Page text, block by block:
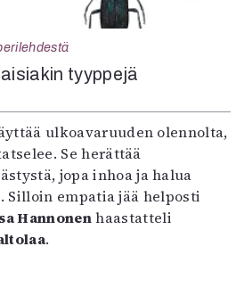
tyyppejä
ulkoavaruuden olennolta,
Se herättää
jopa inhoa ja halua
Silloin empatia jää helposti
Hannonenhaastatteli
.